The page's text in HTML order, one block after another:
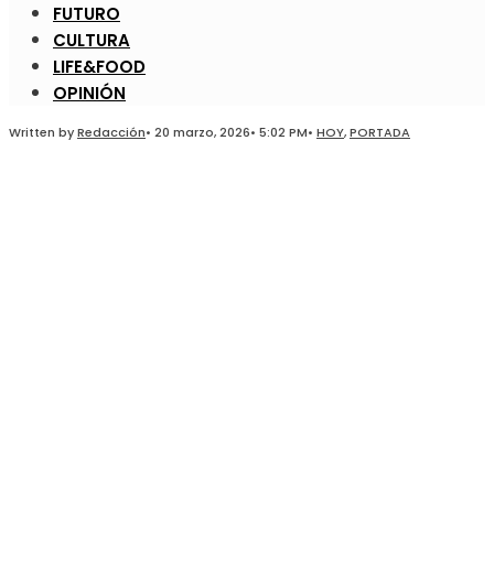
FUTURO
CULTURA
LIFE&FOOD
OPINIÓN
Written byRedacción• 20 marzo, 2026• 5:02 PM• HOY,PORTADA